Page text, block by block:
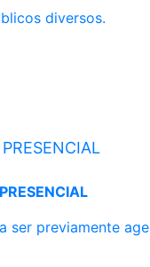
diversos.
ser previamente